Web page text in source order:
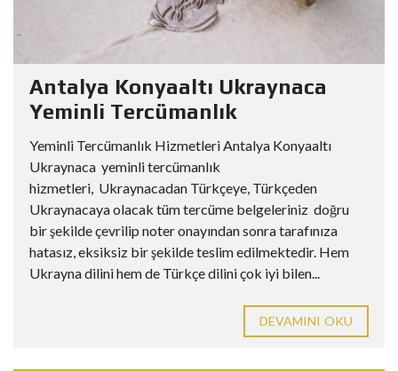
Antalya Konyaaltı Ukraynaca
Yeminli Tercümanlık
Yeminli Tercümanlık Hizmetleri Antalya Konyaaltı
Ukraynaca yeminli tercümanlık
hizmetleri, Ukraynacadan Türkçeye, Türkçeden
Ukraynacaya olacak tüm tercüme belgeleriniz doğru
bir şekilde çevrilip noter onayından sonra tarafınıza
hatasız, eksiksiz bir şekilde teslim edilmektedir. Hem
Ukrayna dilini hem de Türkçe dilini çok iyi bilen...
DEVAMINI OKU